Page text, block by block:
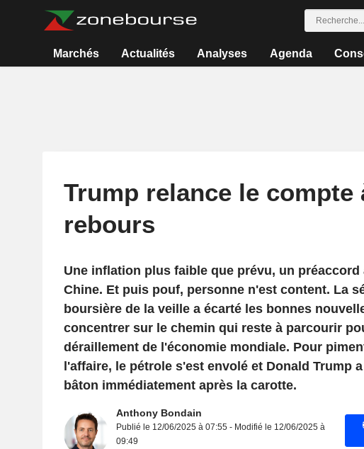
Marchés Actualités Analyses Agenda
Trump relance le compte
rebours
Une inflation plus faible que prévu, un préaccord
Chine. Et puis pouf, personne n'est content. La
boursière de la veille a écarté les bonnes
concentrer sur le chemin qui reste à parcourir
déraillement de l'économie mondiale. Pour
l'affaire, le pétrole s'est envolé et Donald Trump
bâton immédiatement après la carotte.
Anthony Bondain
Publié le 12/06/2025 à 07:55 - Modifié le 12/06/2025 à
09:49